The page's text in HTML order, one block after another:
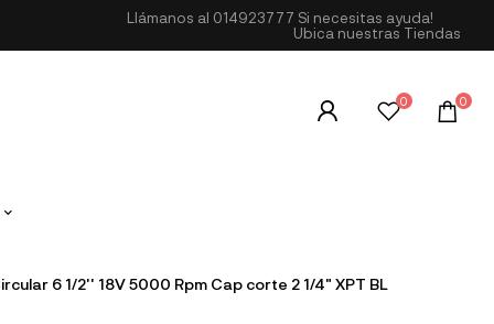
Llámanos al 014923777 Si necesitas ayuda!
Ubica nuestras Tiendas
0 0
6 1/2'' 18V 5000 Rpm Cap corte 2 1/4" XPT BL